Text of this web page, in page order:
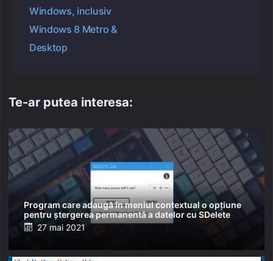
Windows, inclusiv
Windows 8 Metro &
Desktop
Te-ar putea interesa:
Program care adaugă în meniul contextual o opțiune
pentru ștergerea permanentă a datelor cu SDelete
Posted
27 mai 2021